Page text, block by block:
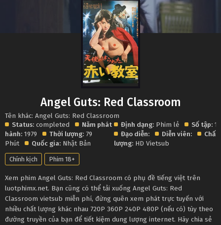
Angel Guts: Red Classroom
Tên khác: Angel Guts: Red Classroom
Status: completed
Năm phát
hành: 1979 Thời lượng: 79
Phút
Quốc gia: Nhật Bản
Định dạng: Phim lẻ Số tập: 1
Đạo diễn:
Diễn viên:
Chất
lượng: HD Vietsub
Chính kịch Phim 18+
Xem phim Angel Guts: Red Classroom có phụ đề tiếng việt trên
luotphimx.net. Bạn cũng có thể tải xuống Angel Guts: Red
Classroom vietsub miễn phí, đừng quên xem phát trực tuyến với
nhiều chất lượng khác nhau 720P 360P 240P 480P (nếu có) tùy theo
đường truyền của bạn để tiết kiệm dung lượng internet. Hãy chia sẻ